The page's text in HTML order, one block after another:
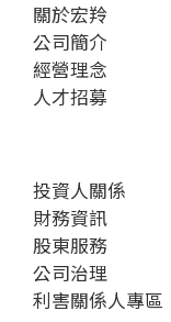
關於宏羚
公司簡介
經營理念
人才招募
投資人關係
財務資訊
股東服務
公司治理
利害關係人專區